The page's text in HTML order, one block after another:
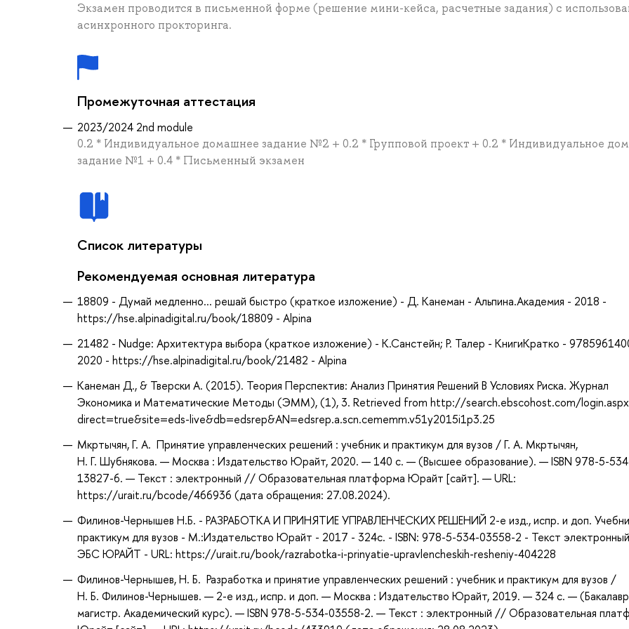
Экзамен проводится в письменной форме (решение мини-кейса, расчетные задания) с
асинхронного прокторинга.
Промежуточная аттестация
2023/2024 2nd module
0.2 * Индивидуальное домашнее задание №2 + 0.2 * Групповой проект + 0.2 * Индивидуальное
задание №1 + 0.4 * Письменный экзамен
Список литературы
Рекомендуемая основная литература
18809 - Думай медленно... решай быстро (краткое изложение) - Д. Канеман - Альпина.Академия - 2018 -
https://hse.alpinadigital.ru/book/18809 - Alpina
21482 - Nudge: Архитектура выбора (краткое изложение) - К.Санстейн; Р. Талер - КнигиКратко -
2020 - https://hse.alpinadigital.ru/book/21482 - Alpina
Канеман Д., & Тверски А. (2015). Теория Перспектив: Анализ Принятия Решений В Условиях Риска. Журнал
Экономика и Математические Методы (ЭММ), (1), 3. Retrieved from http://search.ebscohost.com/
direct=true&site=eds-live&db=edsrep&AN=edsrep.a.scn.cememm.v51y2015i1p3.25
Мкртычян, Г. А. Принятие управленческих решений : учебник и практикум для вузов / Г. А. Мкртычян,
Н. Г. Шубнякова. — Москва : Издательство Юрайт, 2020. — 140 с. — (Высшее образование). — ISBN 978-5-
13827-6. — Текст : электронный // Образовательная платформа Юрайт [сайт]. — URL:
https://urait.ru/bcode/466936 (дата обращения: 27.08.2024).
Филинов-Чернышев Н.Б. - РАЗРАБОТКА И ПРИНЯТИЕ УПРАВЛЕНЧЕСКИХ РЕШЕНИЙ 2-е изд., испр. и доп.
практикум для вузов - М.:Издательство Юрайт - 2017 - 324с. - ISBN: 978-5-534-03558-2 - Текст
ЭБС ЮРАЙТ - URL: https://urait.ru/book/razrabotka-i-prinyatie-upravlencheskih-resheniy-404228
Филинов-Чернышев, Н. Б. Разработка и принятие управленческих решений : учебник и практикум для вузов /
Н. Б. Филинов-Чернышев. — 2-е изд., испр. и доп. — Москва : Издательство Юрайт, 2019. — 324 с. —
магистр. Академический курс). — ISBN 978-5-534-03558-2. — Текст : электронный // Образовательная